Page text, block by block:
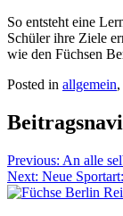
So entsteht eine
Schüler ihre Ziele
wie den Füchsen
Posted in allgemein,
Previous: An alle
Next: Neue